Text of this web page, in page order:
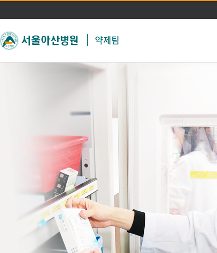
주메뉴 바로가기
본문 바로가기
약제팀